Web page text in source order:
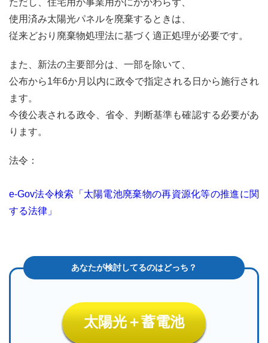
ただし、住宅用か事業用かにかかわらず、
使用済み太陽光パネルを廃棄するときは、
従来どおり廃棄物処理法に基づく適正処理が必要です。
また、新法の主要部分は、一部を除いて、
公布から1年6か月以内に政令で指定される日から施行され
ます。
今後公表される政令、省令、判断基準も確認する必要があ
ります。
法令：
e-Gov法令検索「太陽電池廃棄物の再資源化等の推進に関
する法律」
太陽光＋蓄電池